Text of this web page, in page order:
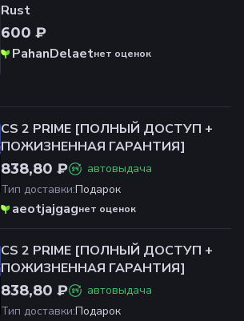
Rust
600 ₽
PahanDelaetнет оценок
CS 2 PRIME [ПОЛНЫЙ ДОСТУП +
ПОЖИЗНЕННАЯ ГАРАНТИЯ]
838,80 ₽
автовыдача
Тип доставки:Подарок
aeotjajgagнет оценок
CS 2 PRIME [ПОЛНЫЙ ДОСТУП +
ПОЖИЗНЕННАЯ ГАРАНТИЯ]
838,80 ₽
автовыдача
Тип доставки:Подарок